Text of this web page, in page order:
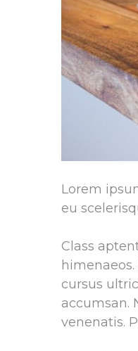
Lorem
eu
Class
cursus
accumsan.
venenatis.